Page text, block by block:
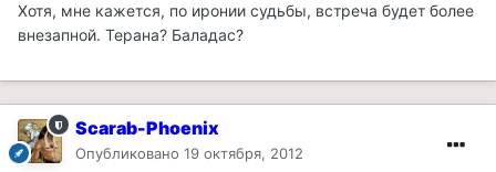
Хотя, мне кажется, по иронии судьбы, встреча будет более
внезапной. Терана? Баладас?
Scarab-Phoenix
Опубликовано 19 октября, 2012